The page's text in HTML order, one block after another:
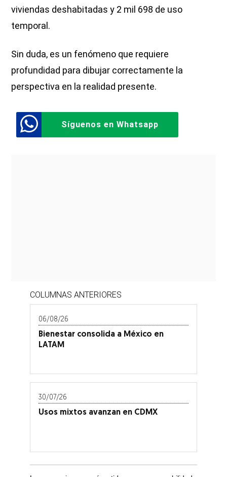
viviendas deshabitadas y 2 mil 698 de uso
temporal.
Sin duda, es un fenómeno que requiere
profundidad para dibujar correctamente la
perspectiva en la realidad presente.
Síguenos en Whatsapp
COLUMNAS ANTERIORES
06/08/26
Bienestar consolida a México en
LATAM
30/07/26
Usos mixtos avanzan en CDMX